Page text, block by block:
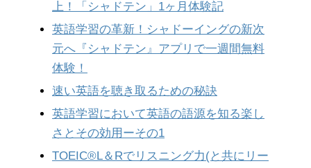
上！「シャドテン」1ヶ月体験記
英語学習の革新！シャドーイングの新次
元へ『シャドテン』アプリで一週間無料
体験！
速い英語を聴き取るための秘訣
英語学習において英語の語源を知る楽し
さとその効用ーその1
TOEIC®︎L＆Rでリスニング力(と共にリー